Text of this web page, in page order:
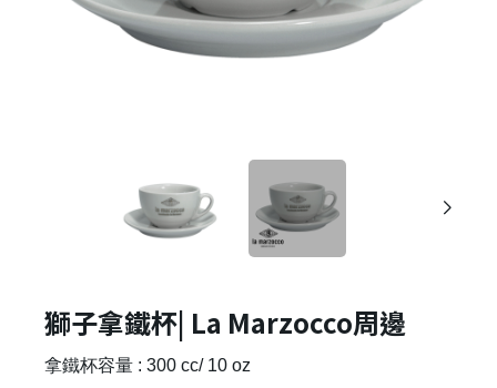
獅子拿鐵杯| La Marzocco周邊
拿鐵杯容量 : 300 cc/ 10 oz